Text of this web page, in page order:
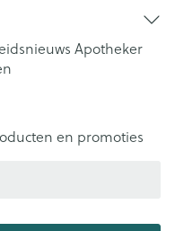
Apotheker
en promoties